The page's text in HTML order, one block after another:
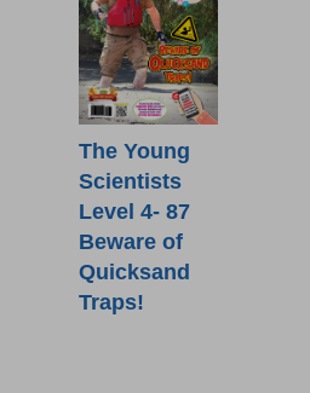
The Young
Scientists
Level 4- 87
Beware of
Quicksand
Traps!